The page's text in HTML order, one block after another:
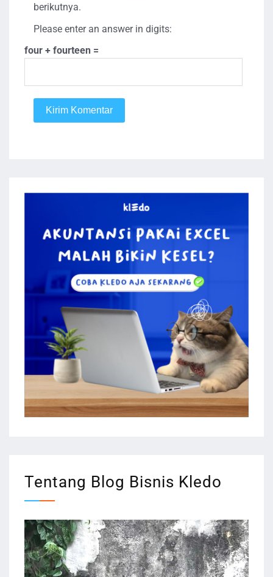
berikutnya.
Please enter an answer in digits:
four + fourteen =
Kirim Komentar
Tentang Blog Bisnis Kledo